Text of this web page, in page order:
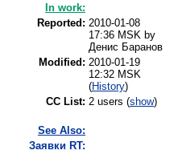
In work:
Reported: 2010-01-08
17:36 MSK by
Денис Баранов
Modified: 2010-01-19
12:32 MSK
(History)
CC List: 2 users (show)
See Also:
Заявки RT: